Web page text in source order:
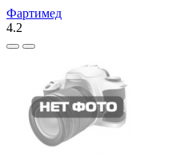
Фартимед
4.2